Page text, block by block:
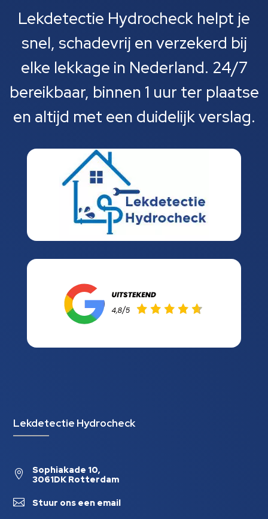
Lekdetectie Hydrocheck helpt je
snel, schadevrij en verzekerd bij
elke lekkage in Nederland. 24/7
bereikbaar, binnen 1 uur ter plaatse
en altijd met een duidelijk verslag.
Lekdetectie Hydrocheck

Sophiakade 10,
3061DK Rotterdam
 Stuur ons een email